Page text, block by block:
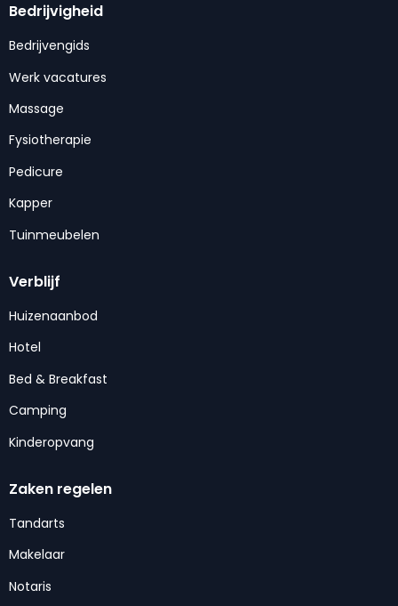
Bedrijvigheid
Bedrijvengids
Werk vacatures
Massage
Fysiotherapie
Pedicure
Kapper
Tuinmeubelen
Verblijf
Huizenaanbod
Hotel
Bed & Breakfast
Camping
Kinderopvang
Zaken regelen
Tandarts
Makelaar
Notaris